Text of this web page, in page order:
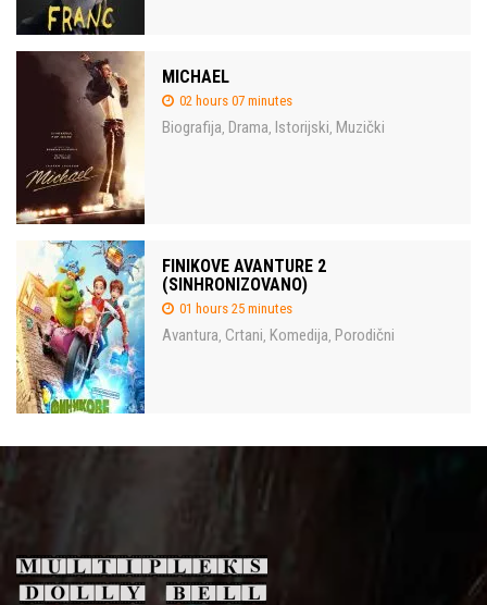
MICHAEL
02 hours 07 minutes
Biografija, Drama, Istorijski, Muzički
FINIKOVE AVANTURE 2
(SINHRONIZOVANO)
01 hours 25 minutes
Avantura, Crtani, Komedija, Porodični